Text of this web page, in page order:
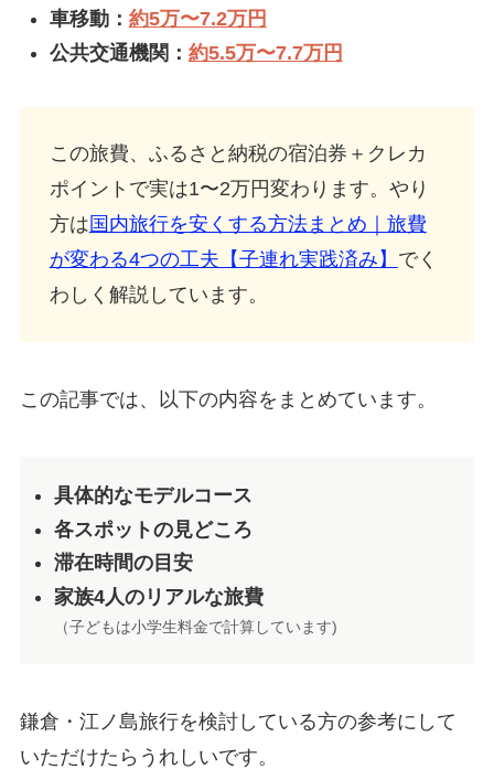
車移動： 約5万〜7.2万円
公共交通機関： 約5.5万〜7.7万円
この旅費、ふるさと納税の宿泊券＋クレカ
ポイントで実は1〜2万円変わります。やり
方は 国内旅行を安くする方法まとめ｜旅費
が変わる4つの工夫【子連れ実践済み】 でく
わしく解説しています。
この記事では、以下の内容をまとめています。
具体的なモデルコース
各スポットの見どころ
滞在時間の目安
家族4人のリアルな旅費
（子どもは小学生料金で計算しています)
鎌倉・江ノ島旅行を検討している方の参考にして
いただけたらうれしいです。